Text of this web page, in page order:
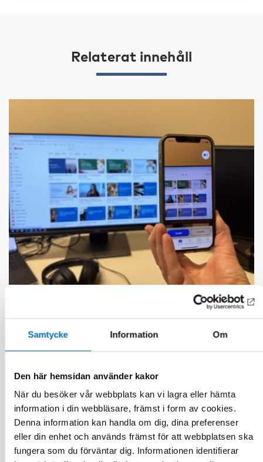
Samtycke Information Om
Den här hemsidan använder kakor
När du besöker vår webbplats kan vi lagra eller hämta
information i din webbläsare, främst i form av cookies.
Denna information kan handla om dig, dina preferenser
eller din enhet och används främst för att webbplatsen ska
fungera som du förväntar dig. Informationen identifierar
Relaterat innehåll
AI transforming working life for persons with
disabilities